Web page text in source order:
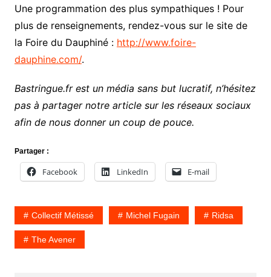
Une programmation des plus sympathiques ! Pour
plus de renseignements, rendez-vous sur le site de
la Foire du Dauphiné : http://www.foire-
dauphine.com/.
Bastringue.fr est un média sans but lucratif, n’hésitez
pas à partager notre article sur les réseaux sociaux
afin de nous donner un coup de pouce.
Partager :
Facebook LinkedIn E-mail
Collectif Métissé Michel Fugain Ridsa
The Avener